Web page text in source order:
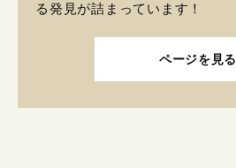
る発見が詰まっています！
ページを見る